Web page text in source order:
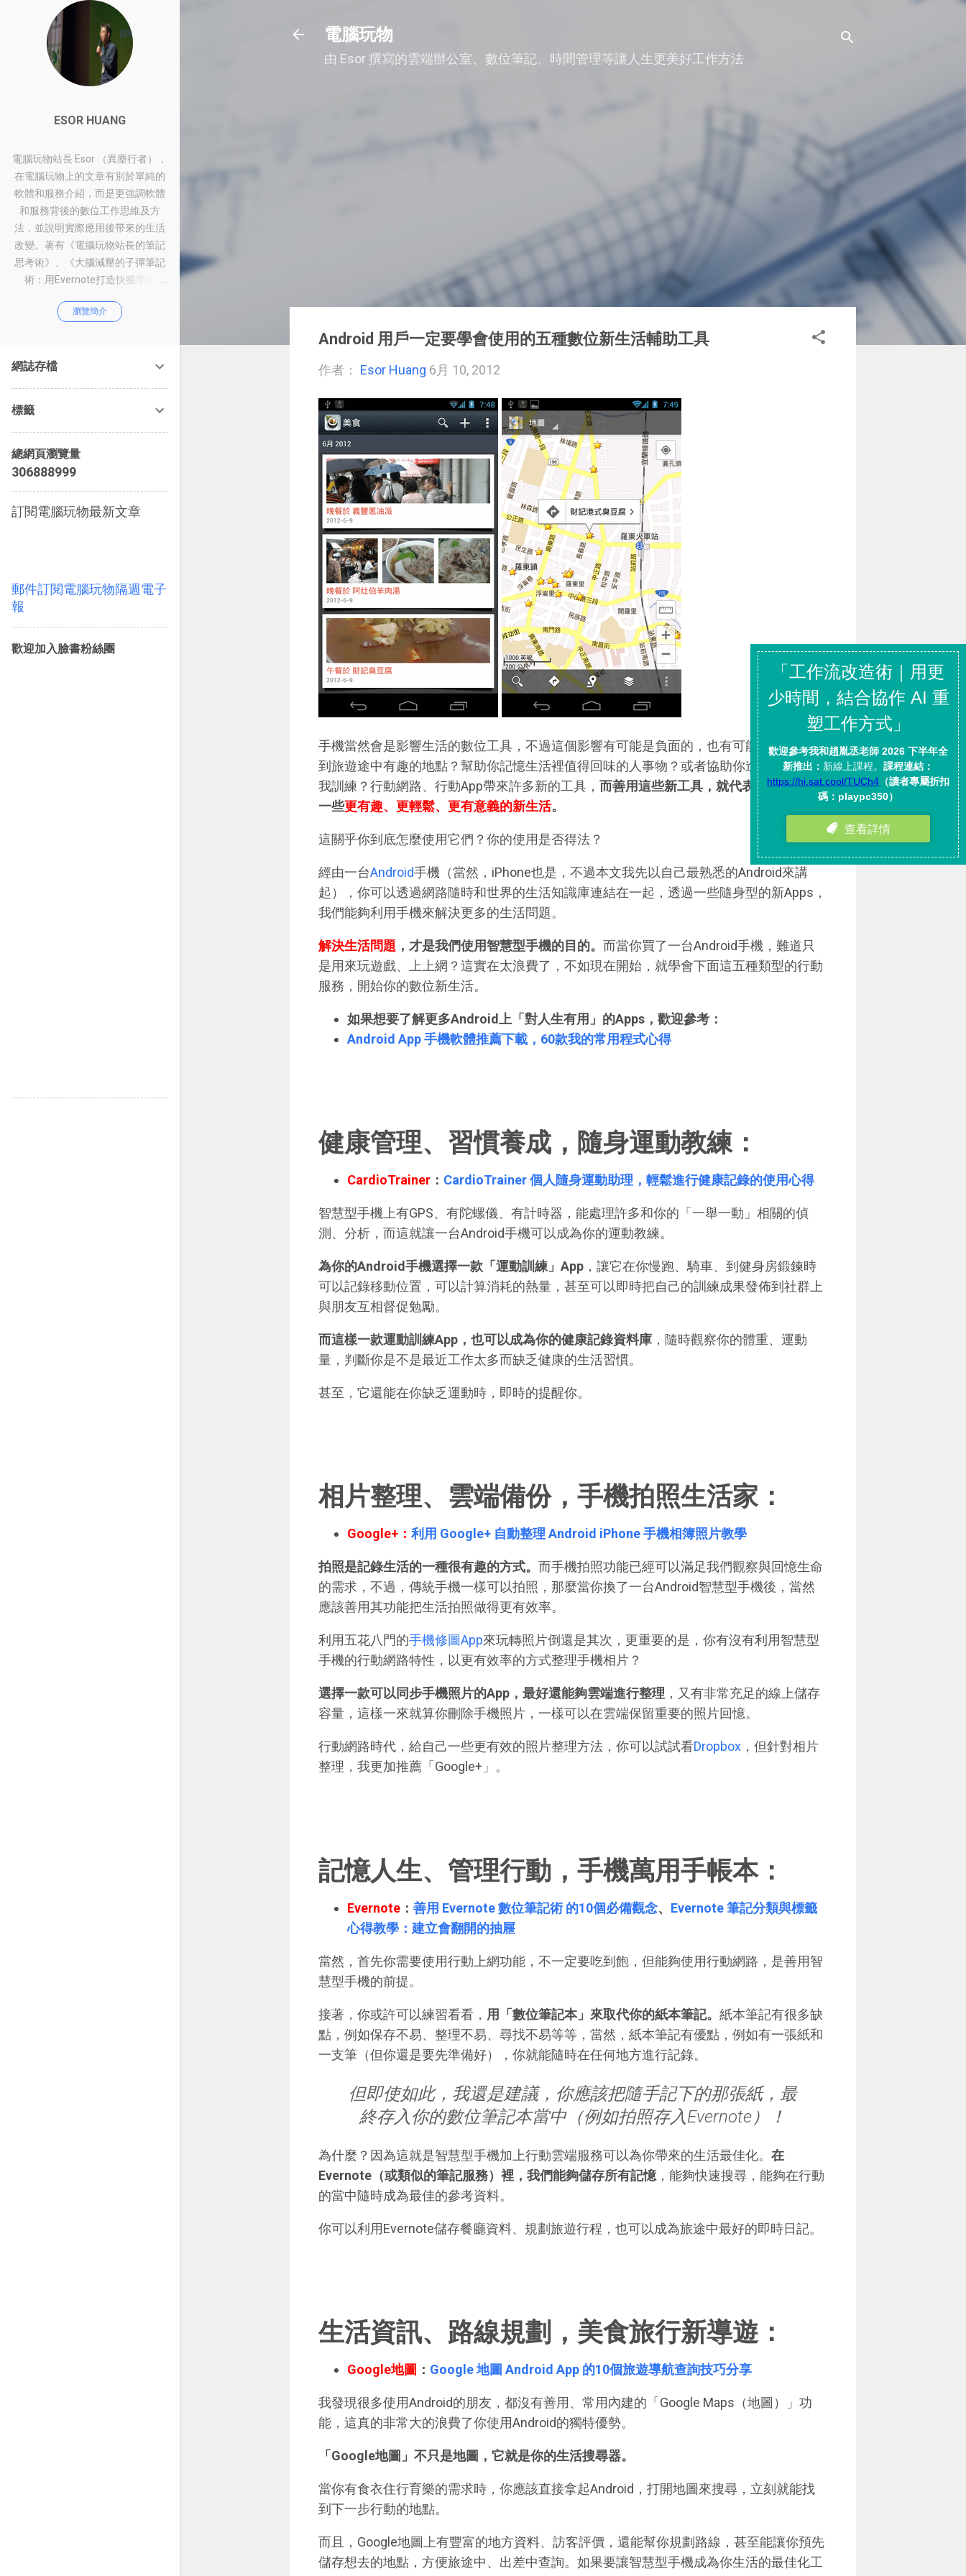
電腦玩物
由 Esor 撰寫的雲端辦公室、數位筆記、時間管理等讓人生更美好工作方法
Android 用戶一定要學會使用的五種數位新生活輔助工具
作者： Esor Huang 6月 10, 2012
手機當然會是影響生活的數位工具，不過這個影響有可能是負面的，也有可能是幫助你找
到旅遊途中有趣的地點？幫助你記憶生活裡值得回味的人事物？或者協助你進行健康的自
我訓練？行動網路、行動App帶來許多新的工具， 而善用這些新工具，就代表你可以開始
一些更有趣、更輕鬆、更有意義的新生活。
這關乎你到底怎麼使用它們？你的使用是否得法？
經由一台Android手機（當然，iPhone也是，不過本文我先以自己最熟悉的Android來講
起），你可以透過網路隨時和世界的生活知識庫連結在一起，透過一些隨身型的新Apps，
我們能夠利用手機來解決更多的生活問題。
解決生活問題 ，才是我們使用智慧型手機的目的。 而當你買了一台Android手機，難道只
是用來玩遊戲、上上網？這實在太浪費了，不如現在開始，就學會下面這五種類型的行動
服務，開始你的數位新生活。
如果想要了解更多Android上「對人生有用」的Apps，歡迎參考：
Android App 手機軟體推薦下載，60款我的常用程式心得
健康管理、習慣養成，隨身運動教練：
CardioTrainer ： CardioTrainer 個人隨身運動助理，輕鬆進行健康記錄的使用心得
智慧型手機上有GPS、有陀螺儀、有計時器，能處理許多和你的「一舉一動」相關的偵
測、分析，而這就讓一台Android手機可以成為你的運動教練。
為你的Android手機選擇一款「運動訓練」App ，讓它在你慢跑、騎車、到健身房鍛鍊時
可以記錄移動位置，可以計算消耗的熱量，甚至可以即時把自己的訓練成果發佈到社群上
與朋友互相督促勉勵。
而這樣一款運動訓練App，也可以成為你的健康記錄資料庫 ，隨時觀察你的體重、運動
量，判斷你是不是最近工作太多而缺乏健康的生活習慣。
甚至，它還能在你缺乏運動時，即時的提醒你。
相片整理、雲端備份，手機拍照生活家：
Google+： 利用 Google+ 自動整理 Android iPhone 手機相簿照片教學
拍照是記錄生活的一種很有趣的方式。 而手機拍照功能已經可以滿足我們觀察與回憶生命
的需求，不過，傳統手機一樣可以拍照，那麼當你換了一台Android智慧型手機後，當然
應該善用其功能把生活拍照做得更有效率。
利用五花八門的手機修圖App來玩轉照片倒還是其次，更重要的是，你有沒有利用智慧型
手機的行動網路特性，以更有效率的方式整理手機相片？
選擇一款可以同步手機照片的App，最好還能夠雲端進行整理 ，又有非常充足的線上儲存
容量，這樣一來就算你刪除手機照片，一樣可以在雲端保留重要的照片回憶。
行動網路時代，給自己一些更有效的照片整理方法，你可以試試看Dropbox ，但針對相片
整理，我更加推薦「Google+」。
記憶人生、管理行動，手機萬用手帳本：
Evernote ： 善用 Evernote 數位筆記術 的10個必備觀念、 Evernote 筆記分類與標籤
心得教學：建立會翻開的抽屜
當然，首先你需要使用行動上網功能，不一定要吃到飽，但能夠使用行動網路，是善用智
慧型手機的前提。
接著，你或許可以練習看看， 用「數位筆記本」來取代你的紙本筆記。 紙本筆記有很多缺
點，例如保存不易、整理不易、尋找不易等等，當然，紙本筆記有優點，例如有一張紙和
一支筆（但你還是要先準備好），你就能隨時在任何地方進行記錄。
但即使如此，我還是建議，你應該把隨手記下的那張紙，最
終存入你的數位筆記本當中（例如拍照存入Evernote）！
為什麼？因為這就是智慧型手機加上行動雲端服務可以為你帶來的生活最佳化。 在
Evernote（或類似的筆記服務）裡，我們能夠儲存所有記憶 ，能夠快速搜尋，能夠在行動
的當中隨時成為最佳的參考資料。
你可以利用Evernote儲存餐廳資料、規劃旅遊行程，也可以成為旅途中最好的即時日記。
生活資訊、路線規劃，美食旅行新導遊：
Google地圖 ： Google 地圖 Android App 的10個旅遊導航查詢技巧分享
我發現很多使用Android的朋友，都沒有善用、常用內建的「Google Maps（地圖）」功
能，這真的非常大的浪費了你使用Android的獨特優勢。
「Google地圖」不只是地圖，它就是你的生活搜尋器。
當你有食衣住行育樂的需求時，你應該直接拿起Android，打開地圖來搜尋，立刻就能找
到下一步行動的地點。
而且，Google地圖上有豐富的地方資料、訪客評價，還能幫你規劃路線，甚至能讓你預先
儲存想去的地點，方便旅途中、出差中查詢。如果要讓智慧型手機成為你生活的最佳化工
ESOR HUANG
電腦玩物站長 Esor （異塵行者），
在電腦玩物上的文章有別於單純的
軟體和服務介紹，而是更強調軟體
和服務背後的數位工作思維及方
法，並說明實際應用後帶來的生活
改變。著有《電腦玩物站長的筆記
思考術》、《大腦減壓的子彈筆記
術：用Evernote打造快狠準系
作術：從職場到人生的100個聰明
瀏覽簡介
網誌存檔
標籤
總網頁瀏覽量
306888999
訂閱電腦玩物最新文章
郵件訂閱電腦玩物隔週電子
報
歡迎加入臉書粉絲團